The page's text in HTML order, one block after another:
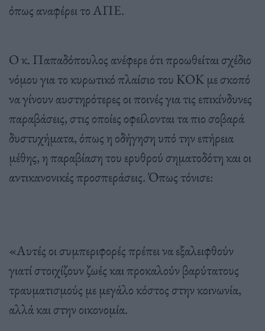
όπως αναφέρει το ΑΠΕ.
Ο κ. Παπαδόπουλος ανέφερε ότι προωθείται σχέδιο
νόμου για το κυρωτικό πλαίσιο του ΚΟΚ με σκοπό
να γίνουν αυστηρότερες οι ποινές για τις επικίνδυνες
παραβάσεις, στις οποίες οφείλονται τα πιο σοβαρά
δυστυχήματα, όπως η οδήγηση υπό την επήρεια
μέθης, η παραβίαση του ερυθρού σηματοδότη και οι
αντικανονικές προσπεράσεις. Όπως τόνισε:
«Αυτές οι συμπεριφορές πρέπει να εξαλειφθούν
γιατί στοιχίζουν ζωές και προκαλούν βαρύτατους
τραυματισμούς με μεγάλο κόστος στην κοινωνία,
αλλά και στην οικονομία.